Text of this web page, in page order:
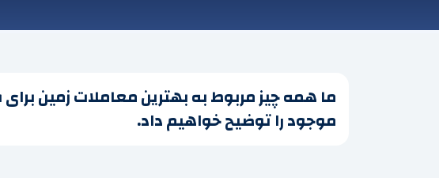
موجود را توضیح خواهیم داد.